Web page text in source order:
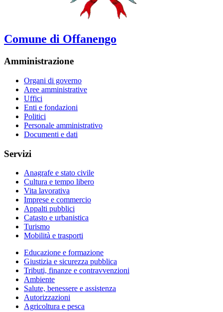
Comune di Offanengo
Amministrazione
Organi di governo
Aree amministrative
Uffici
Enti e fondazioni
Politici
Personale amministrativo
Documenti e dati
Servizi
Anagrafe e stato civile
Cultura e tempo libero
Vita lavorativa
Imprese e commercio
Appalti pubblici
Catasto e urbanistica
Turismo
Mobilità e trasporti
Educazione e formazione
Giustizia e sicurezza pubblica
Tributi, finanze e contravvenzioni
Ambiente
Salute, benessere e assistenza
Autorizzazioni
Agricoltura e pesca